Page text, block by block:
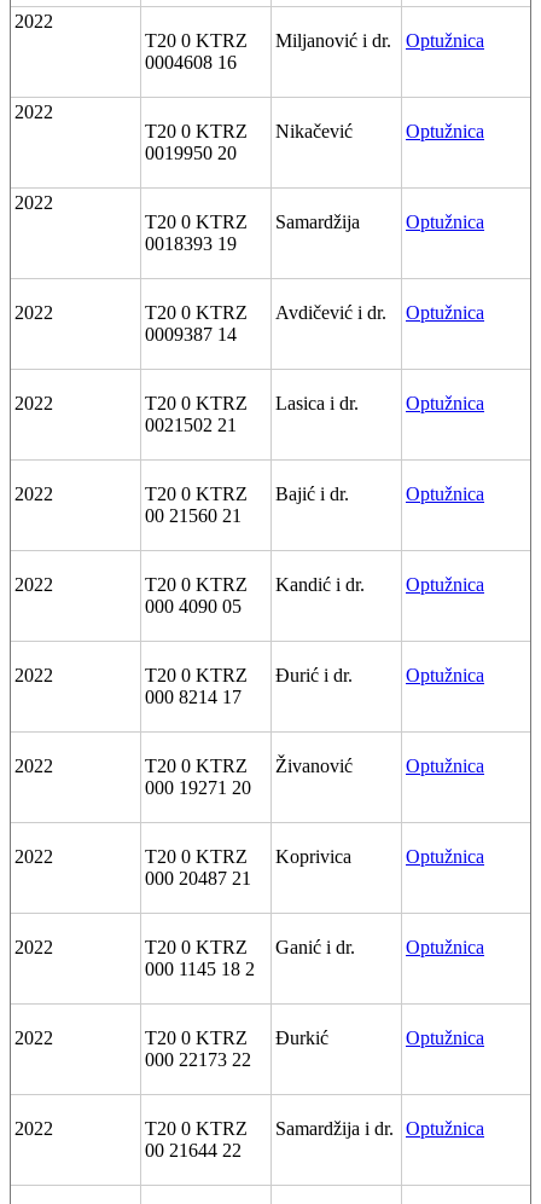
2022
T20 0 KTRZ
0004608 16
Miljanović i dr. Optužnica
2022
T20 0 KTRZ
0019950 20
Nikačević Optužnica
2022
T20 0 KTRZ
0018393 19
Samardžija Optužnica
2022
T20 0 KTRZ
0009387 14
Avdičević i dr. Optužnica
2022
T20 0 KTRZ
0021502 21
Lasica i dr. Optužnica
2022
T20 0 KTRZ
00 21560 21
Bajić i dr. Optužnica
2022
T20 0 KTRZ
000 4090 05
Kandić i dr. Optužnica
2022
T20 0 KTRZ
000 8214 17
Đurić i dr. Optužnica
2022
T20 0 KTRZ
000 19271 20
Živanović Optužnica
2022
T20 0 KTRZ
000 20487 21
Koprivica Optužnica
2022
T20 0 KTRZ
000 1145 18 2
Ganić i dr. Optužnica
2022
T20 0 KTRZ
000 22173 22
Đurkić Optužnica
2022
T20 0 KTRZ
00 21644 22
Samardžija i dr. Optužnica